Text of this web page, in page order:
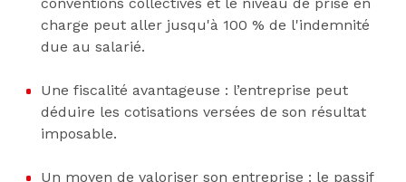
charge peut aller jusqu'à 100 % de l'indemnité
due au salarié.
Une fiscalité avantageuse : l’entreprise peut
déduire les cotisations versées de son résultat
imposable.
Un moyen de valoriser son entreprise : le passif